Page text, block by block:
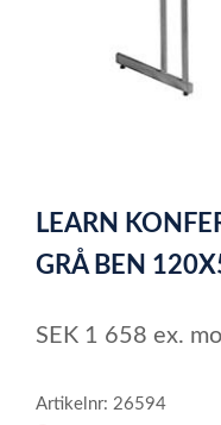
of
2
LEARN
GRÅ BEN
SEK 1 658 ex.
Artikelnr: 26594